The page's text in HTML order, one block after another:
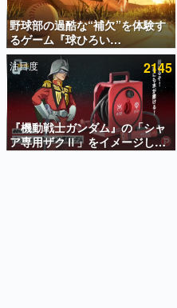
アプリセール情報
インタビュー
連載・特集一覧
殿堂入り記事
SNS拡散数が数千
ど。多くの人々に読
事をまとめました。
野球部の過酷な“補欠”を体験す
るゲーム『球ひろい
Simulator』が「1件」のウィッ
シュリストをもとにチェコ語に
対応しSNSで話題に。『キング
ダム・カム』開発元やチェコの
プロ野球選手から称賛の声
注目度 2145
『機動戦士ガンダム』の「シャ
ア専用ザクⅡ」をイメージした
散水ホースリールが予約開始。